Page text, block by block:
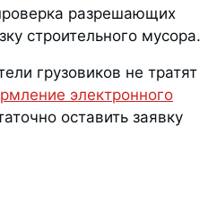
разрешающих
строительного мусора.
грузовиков не тратят
электронного
оставить заявку